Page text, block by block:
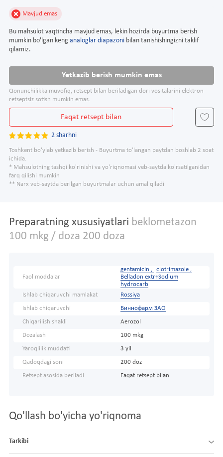
Mavjud emas
Bu mahsulot vaqtincha mavjud emas, lekin hozirda buyurtma berish
mumkin bo'lgan keng analoglar diapazoni bilan tanishishingizni taklif
qilamiz.
Yetkazib berish mumkin emas
Qonunchilikka muvofiq, retsept bilan beriladigan dori vositalarini elektron
retseptsiz sotish mumkin emas.
Faqat retsept bilan
2 sharhni
Toshkent bo'ylab yetkazib berish - Buyurtma to'langan paytdan boshlab 2 soat
ichida.
* Mahsulotning tashqi ko'rinishi va yo'riqnomasi veb-saytda ko'rsatilganidan
farq qilishi mumkin
** Narx veb-saytda berilgan buyurtmalar uchun amal qiladi
Preparatning xususiyatlari beklometazon
100 mkg / doza 200 doza
Faol moddalar
gentamicin ,
clotrimazole ,
Belladon extr+Sodium
hydrocarb
Ishlab chiqaruvchi mamlakat
Rossiya
Ishlab chiqaruvchi Биннофарм ЗАО
Chiqarilish shakli Aerozol
Dozalash 100 mkg
Yaroqlilik muddati 3 yil
Qadoqdagi soni 200 doz
Retsept asosida beriladi Faqat retsept bilan
Qo'llash bo'yicha yo'riqnoma
Tarkibi